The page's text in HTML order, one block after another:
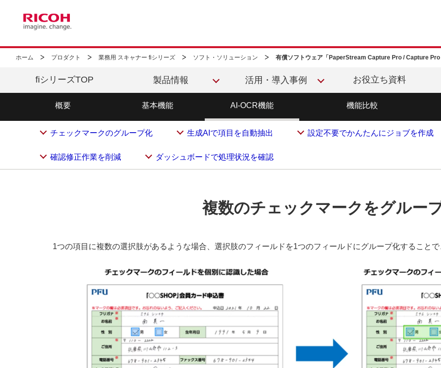
ホーム プロダクト 業務用 スキャナー fiシリーズ ソフト・ソリューション 有償ソフトウェア「PaperStream Capture Pro / Capture
fiシリーズTOP 製品情報 活用・導入事例 お役立ち資料
概要 基本機能 AI-OCR機能 機能比較
チェックマークのグループ化 生成AIで項目を自動抽出 設定不要でかんたんにジョブを作成
確認修正作業を削減 ダッシュボードで処理状況を確認
複数のチェックマークをグルー
1つの項目に複数の選択肢があるような場合、選択肢のフィールドを1つのフィールドにグループ化すること